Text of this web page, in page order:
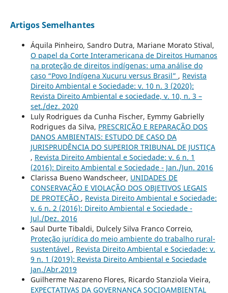
Artigos Semelhantes
Áquila Pinheiro, Sandro Dutra, Mariane Morato Stival,
O papel da Corte Interamericana de Direitos Humanos
na proteção de direitos indígenas: uma análise do
caso “Povo Indígena Xucuru versus Brasil” , Revista
Direito Ambiental e Sociedade: v. 10 n. 3 (2020):
Revista Direito Ambiental e sociedade, v. 10, n. 3 –
set./dez. 2020
Luly Rodrigues da Cunha Fischer, Eymmy Gabrielly
Rodrigues da Silva, PRESCRIÇÃO E REPARAÇÃO DOS
DANOS AMBIENTAIS: ESTUDO DE CASO DA
JURISPRUDÊNCIA DO SUPERIOR TRIBUNAL DE JUSTIÇA
, Revista Direito Ambiental e Sociedade: v. 6 n. 1
(2016): Direito Ambiental e Sociedade - Jan./Jun. 2016
Clarissa Bueno Wandscheer, UNIDADES DE
CONSERVAÇÃO E VIOLAÇÃO DOS OBJETIVOS LEGAIS
DE PROTEÇÃO , Revista Direito Ambiental e Sociedade:
v. 6 n. 2 (2016): Direito Ambiental e Sociedade -
Jul./Dez. 2016
Saul Durte Tibaldi, Dulcely Silva Franco Correio,
Proteção jurídica do meio ambiente do trabalho rural-
sustentável , Revista Direito Ambiental e Sociedade: v.
9 n. 1 (2019): Revista Direito Ambiental e Sociedade
Jan./Abr.2019
Guilherme Nazareno Flores, Ricardo Stanziola Vieira,
EXPECTATIVAS DA GOVERNANÇA SOCIOAMBIENTAL